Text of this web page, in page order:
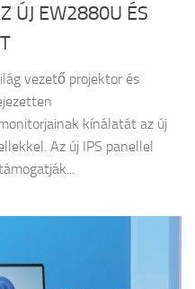
ÚJ EW2880U ÉS
vezető projektor és
kínálatát az új
Az új IPS panellel